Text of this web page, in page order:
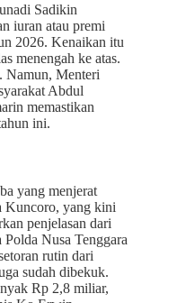
Sadikin
iuran atau premi
2026. Kenaikan itu
menengah ke atas.
Namun, Menteri
Abdul
memastikan
ini.
yang menjerat
Kuncoro, yang kini
penjelasan dari
Nusa Tenggara
rutin dari
sudah dibekuk.
Rp 2,8 miliar,